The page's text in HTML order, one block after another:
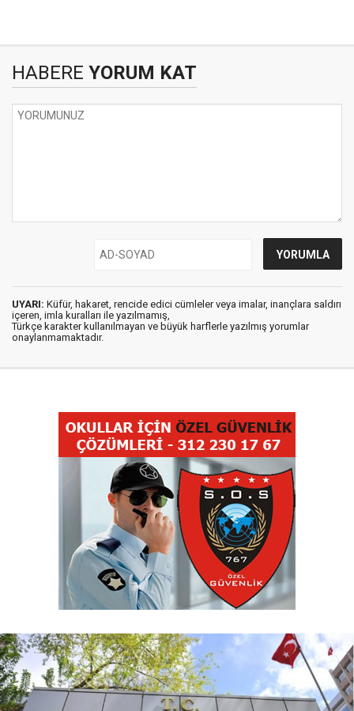
HABERE YORUM KAT
UYARI: Küfür, hakaret, rencide edici cümleler veya imalar, inançlara saldırı
içeren, imla kuralları ile yazılmamış,
Türkçe karakter kullanılmayan ve büyük harflerle yazılmış yorumlar
onaylanmamaktadır.